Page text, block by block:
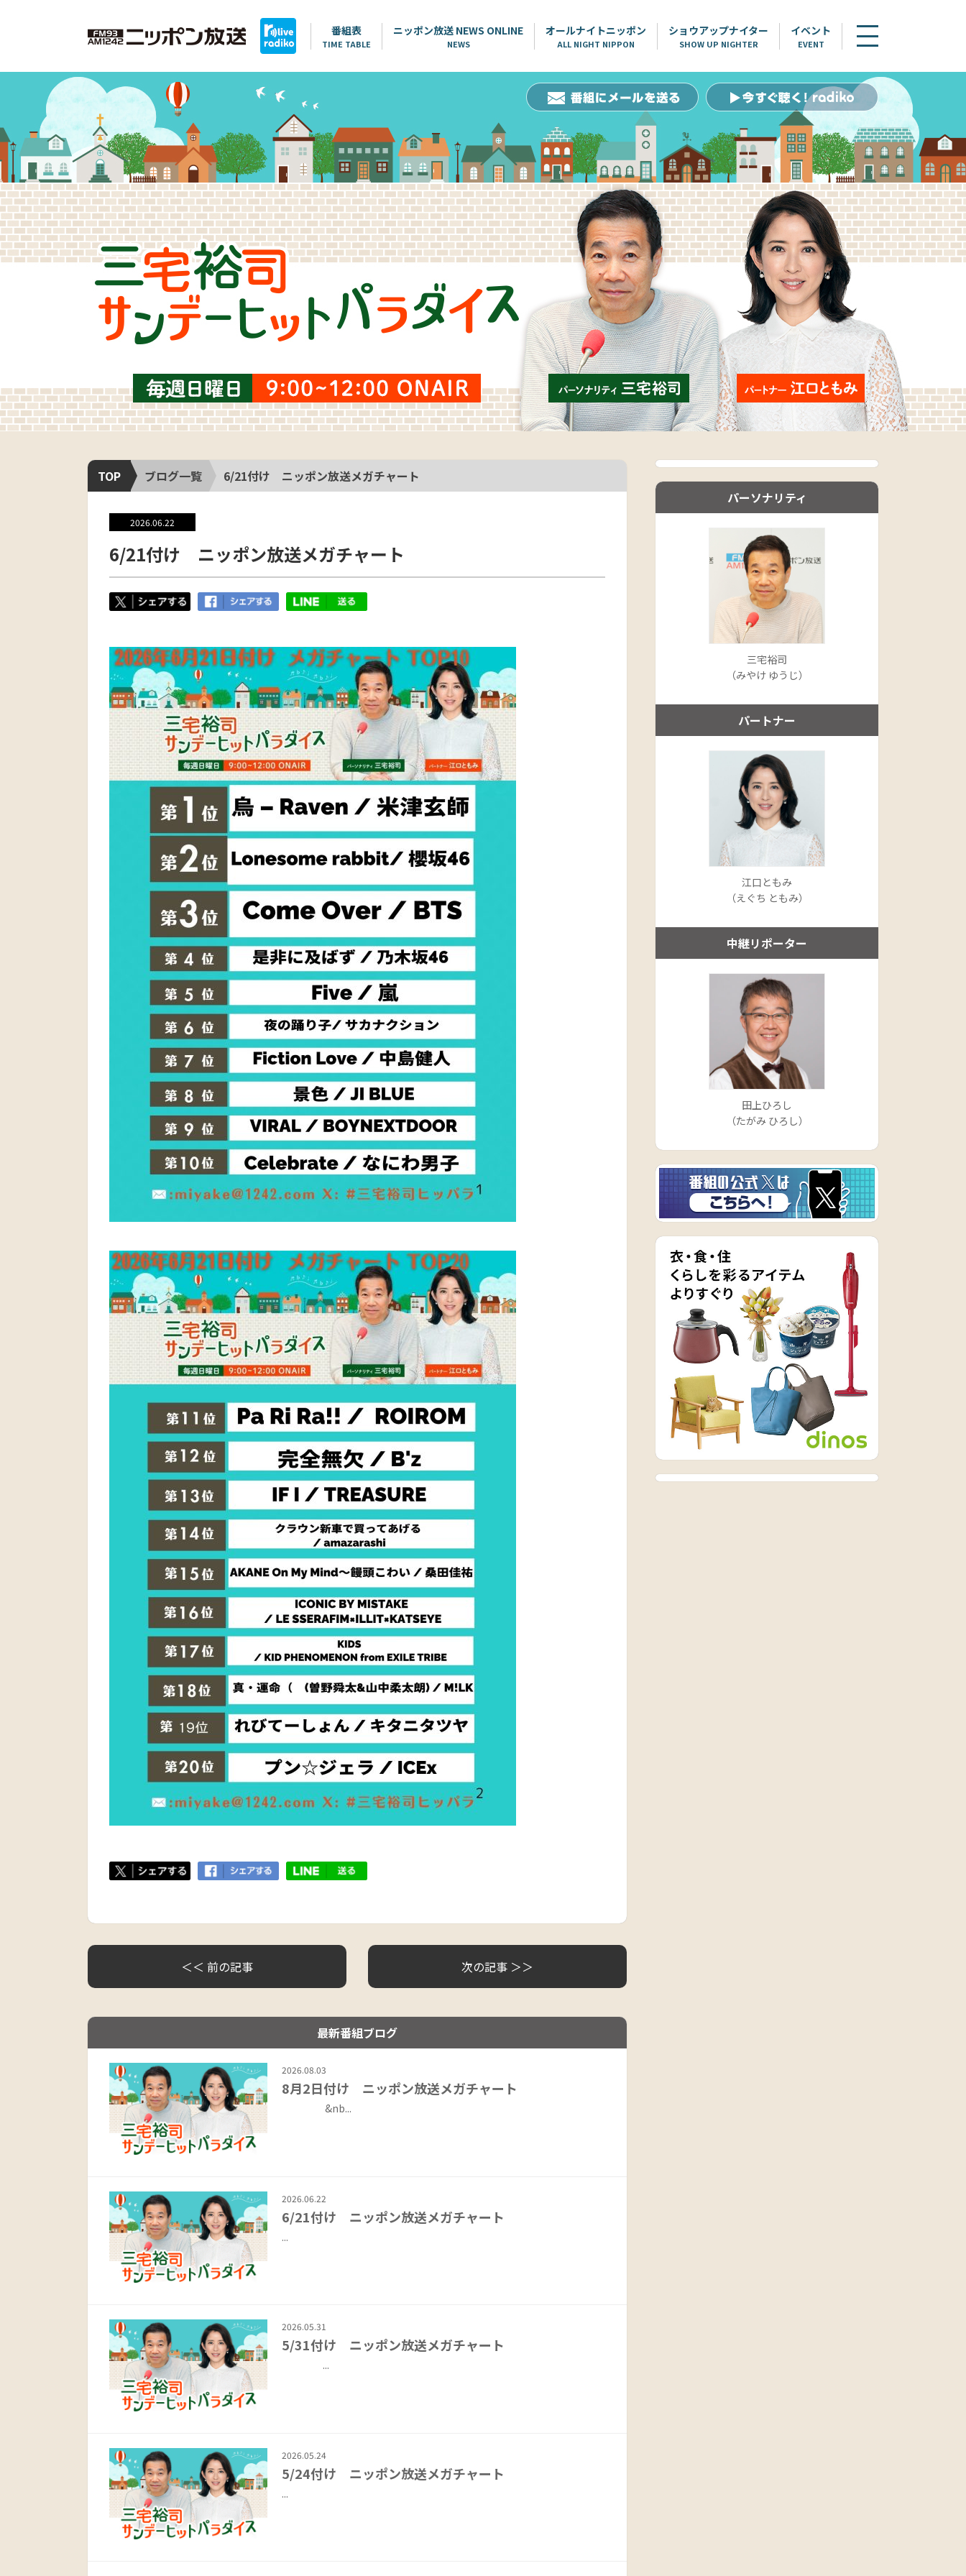
番組表
TIME TABLE
ニッポン放送 NEWS ONLINE
NEWS
オールナイトニッポン
ALL NIGHT NIPPON
ショウアップナイター
SHOW UP NIGHTER
イベント
EVENT
TOP ブログ一覧 6/21付け ニッポン放送メガチャート
2026.06.22
6/21付け ニッポン放送メガチャート
＜＜ 前の記事 次の記事 ＞＞
最新番組ブログ
2026.08.03
8月2日付け ニッポン放送メガチャート
&nb...
2026.06.22
6/21付け ニッポン放送メガチャート
...
2026.05.31
5/31付け ニッポン放送メガチャート
...
2026.05.24
5/24付け ニッポン放送メガチャート
...
パーソナリティ
三宅裕司
（みやけ ゆうじ）
パートナー
江口ともみ
（えぐち ともみ）
中継リポーター
田上ひろし
（たがみ ひろし）